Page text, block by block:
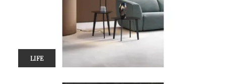
LIFE